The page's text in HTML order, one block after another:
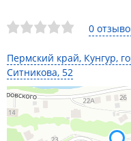
0
Пермский край, Кунгур,
Ситникова, 52